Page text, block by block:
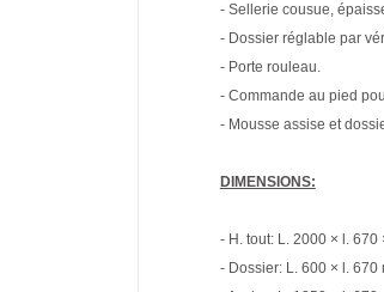
- Sellerie cousue,
- Dossier réglable par
- Porte rouleau.
- Commande au pied
- Mousse assise et
DIMENSIONS:
- H. tout: L. 2000 × l. 670
- Dossier: L. 600 × l. 670